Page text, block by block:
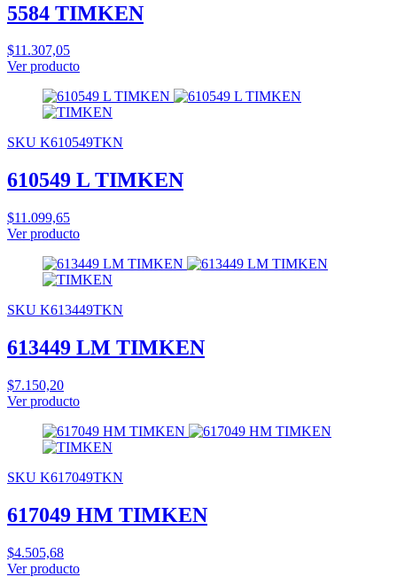
5584 TIMKEN
$11.307,05
Ver producto
SKU K610549TKN
610549 L TIMKEN
$11.099,65
Ver producto
SKU K613449TKN
613449 LM TIMKEN
$7.150,20
Ver producto
SKU K617049TKN
617049 HM TIMKEN
$4.505,68
Ver producto